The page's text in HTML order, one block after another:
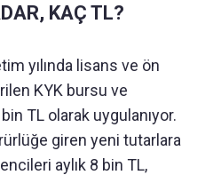
KAÇ TL?
yılında lisans ve ön
KYK bursu ve
TL olarak uygulanıyor.
giren yeni tutarlara
aylık 8 bin TL,